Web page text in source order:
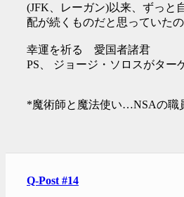
(JFK、レーガン)以来、ずっと
配が続くものだと思っていた
幸運を祈る 愛国者諸君
PS、 ジョージ・ソロスがター
*魔術師と魔法使い…NSAの職
Q-Post #14